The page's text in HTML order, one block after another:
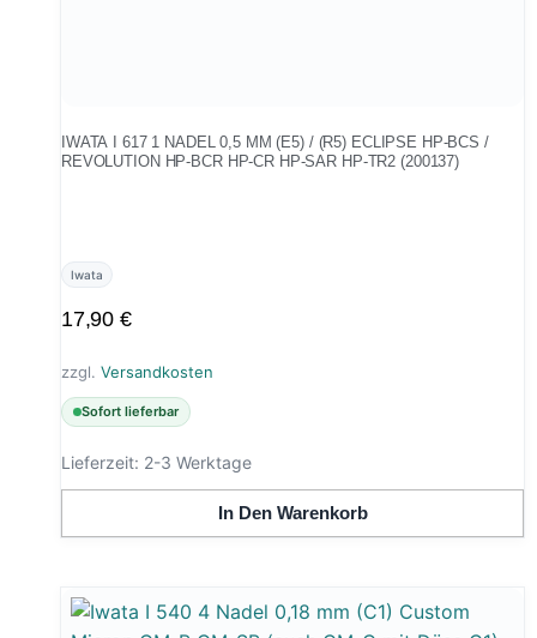
IWATA I 617 1 NADEL 0,5 MM (E5) / (R5) ECLIPSE HP-BCS /
REVOLUTION HP-BCR HP-CR HP-SAR HP-TR2 (200137)
Iwata
17,90 €
zzgl. Versandkosten
Sofort lieferbar
Lieferzeit: 2-3 Werktage
In Den Warenkorb